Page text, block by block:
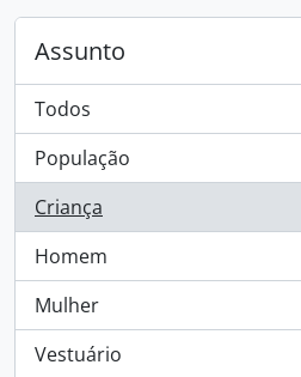
Assunto
Todos
População
, 1 resultados
Criança
, 1 resultados
Homem
, 1 resultados
Mulher
, 1 resultados
Vestuário
, 1 resultados